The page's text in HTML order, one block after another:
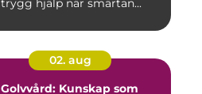
trygg hjälp när smärtan...
02. aug
Golvvård: Kunskap som